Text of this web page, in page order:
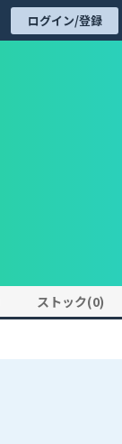
ログイン/登録
ストック(0)